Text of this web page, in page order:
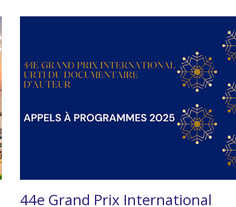
44e Grand Prix International